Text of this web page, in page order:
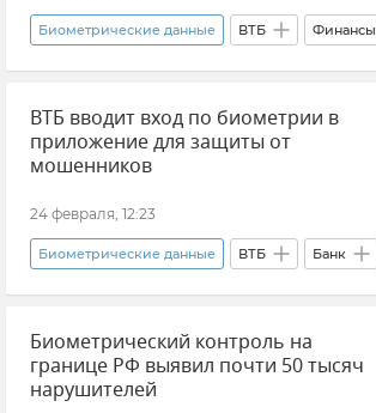
Биометрические данные ВТБ Финансы
Новости Банк
ВТБ вводит вход по биометрии в
приложение для защиты от
мошенников
24 февраля, 12:23
Биометрические данные ВТБ Банк
Новости
Биометрический контроль на
границе РФ выявил почти 50 тысяч
нарушителей